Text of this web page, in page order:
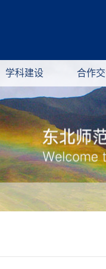
学科建设 合作